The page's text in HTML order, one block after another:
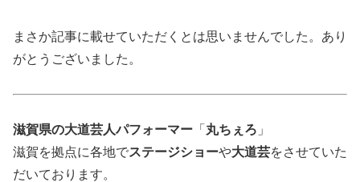
まさか記事に載せていただくとは思いませんでした。あり
がとうございました。
滋賀県の大道芸人パフォーマー 「 丸ちぇろ 」
滋賀を拠点に各地でステージショーや大道芸をさせていた
だいております。